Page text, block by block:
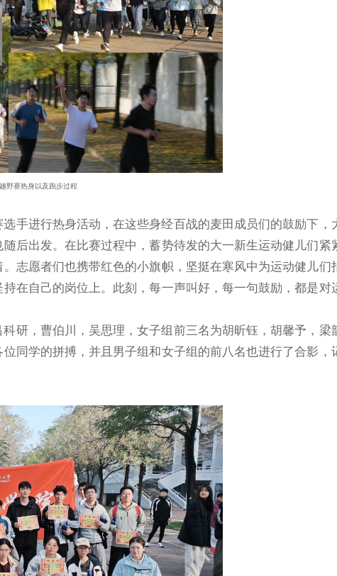
野赛热身以及跑步过程
手进行热身活动，在这些身经百战的麦田成员们的鼓励下，
后出发。在比赛过程中，蓄势待发的大一新生运动健儿们紧
志愿者们也携带红色的小旗帜，坚挺在寒风中为运动健儿们
在自己的岗位上。此刻，每一声叫好，每一句鼓励，都是对
研，曹伯川，吴思理，女子组前三名为胡昕钰，胡馨予，梁
同学的拼搏，并且男子组和女子组的前八名也进行了合影，